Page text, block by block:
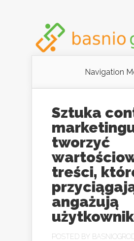
Navigation
Sztuka
tworzyć
treści,
angażują
POSTED BY